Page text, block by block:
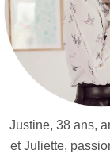
Justine, 38 ans,
et Juliette,